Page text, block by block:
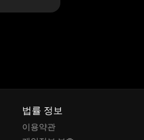
법률 정보
이용약관